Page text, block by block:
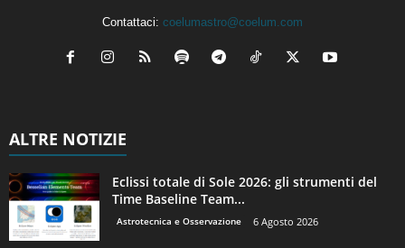
Contattaci: coelumastro@coelum.com
ALTRE NOTIZIE
Eclissi totale di Sole 2026: gli strumenti del
Time Baseline Team...
Astrotecnica e Osservazione 6 Agosto 2026